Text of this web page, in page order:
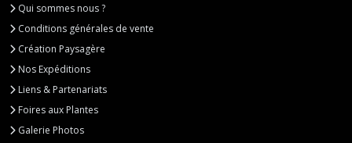
Qui sommes nous ?
Conditions générales de vente
Création Paysagère
Nos Expéditions
Liens & Partenariats
Foires aux Plantes
Galerie Photos